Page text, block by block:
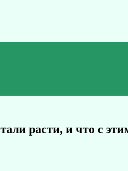
расти, и что с